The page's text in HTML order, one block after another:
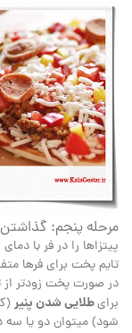
مرحله پنجم:
تایم پخت برای فرها
در صورت پخت زودتر از
برایطلایی شدن پنیر
شود) میتوان دو یا سه